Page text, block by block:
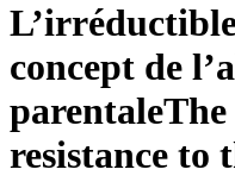
concept de
parentaleThe
resistance to